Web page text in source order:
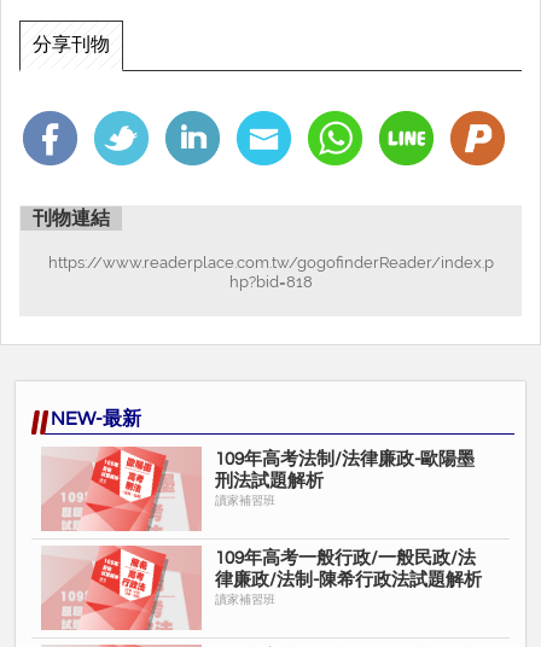
分享刊物
刊物連結
https://www.readerplace.com.tw/gogofinderReader/index.p
hp?bid=818
NEW-最新
109年⾼考法制/法律廉政-歐陽墨
刑法試題解析
讀家補習班
109年高考一般行政/一般民政/法
律廉政/法制-陳希行政法試題解析
讀家補習班